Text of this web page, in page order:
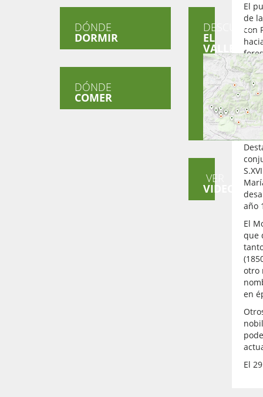
El
de
con
En
año
El
que
otro
en
El
DÓNDE
DORMIR
DÓNDE
COMER
DESCUBRE
EL
VALLE
VER
VIDEOS